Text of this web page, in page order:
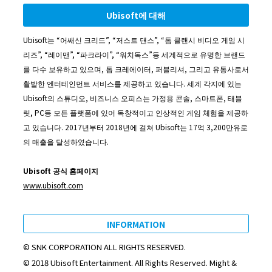
Ubisoft에 대해
Ubisoft는 “어쌔신 크리드”, “저스트 댄스”, “톰 클랜시 비디오 게임 시
리즈”, “레이맨”, “파크라이”, “워치독스”등 세계적으로 유명한 브랜드
를 다수 보유하고 있으며, 톱 크레에이터, 퍼블리셔, 그리고 유통사로서
활발한 엔터테인먼트 서비스를 제공하고 있습니다. 세계 각지에 있는
Ubisoft의 스튜디오, 비즈니스 오피스는 가정용 콘솔, 스마트폰, 태블
릿, PC등 모든 플랫폼에 있어 독창적이고 인상적인 게임 체험을 제공하
고 있습니다. 2017년부터 2018년에 걸쳐 Ubisoft는 17억 3,200만유로
의 매출을 달성하였습니다.
Ubisoft 공식 홈페이지
www.ubisoft.com
INFORMATION
© SNK CORPORATION ALL RIGHTS RESERVED.
© 2018 Ubisoft Entertainment. All Rights Reserved. Might &